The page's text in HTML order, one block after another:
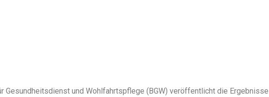
Gesundheitsdienst und Wohlfahrtspflege (BGW) veröffentlicht die